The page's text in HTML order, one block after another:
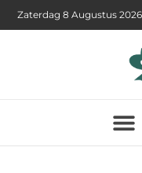
Zaterdag 8 Augustus 2026